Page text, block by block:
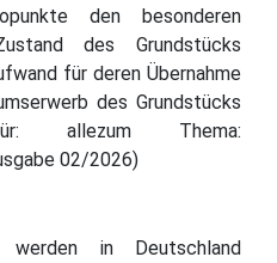
den besonderen
des Grundstücks
für deren Übernahme
des Grundstücks
allezum Thema:
02/2026)
werden in Deutschland